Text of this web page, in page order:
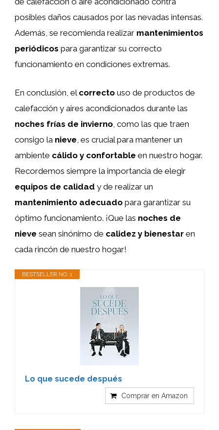
posibles daños causados por las nevadas intensas.
Además, se recomienda realizar mantenimientos
periódicos para garantizar su correcto
funcionamiento en condiciones extremas.
En conclusión, el correcto uso de productos de
calefacción y aires acondicionados durante las
noches frías de invierno , como las que traen
consigo la nieve , es crucial para mantener un
ambiente cálido y confortable en nuestro hogar.
Recordemos siempre la importancia de elegir
equipos de calidad y de realizar un
mantenimiento adecuado para garantizar su
óptimo funcionamiento. ¡Que las noches de
nieve sean sinónimo de calidez y bienestar en
cada rincón de nuestro hogar!
BESTSELLER NO. 1
Lo que sucede después
Comprar en Amazon